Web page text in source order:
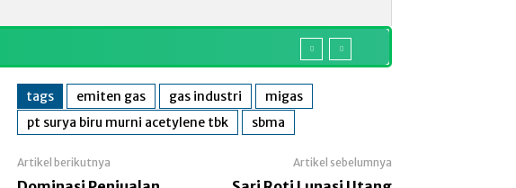
tags emiten gas gas industri
migas
pt surya biru murni acetylene tbk
sbma
Artikel berikutnya Artikel sebelumnya